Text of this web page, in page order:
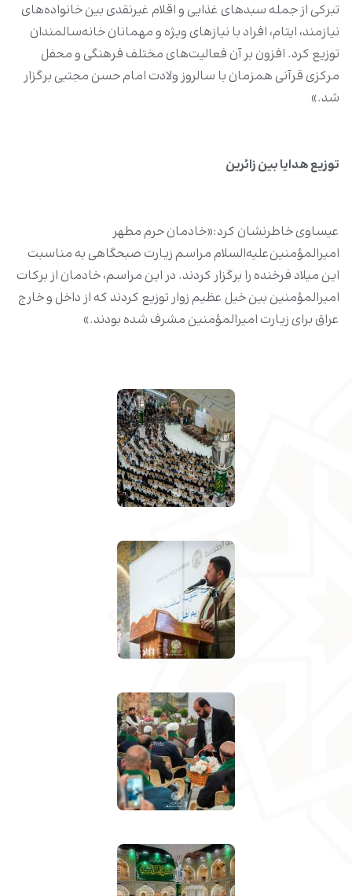
تبرکی از جمله سبدهای غذایی و اقلام غیرنقدی بین خانواده‌های
نیازمند، ایتام، افراد با نیازهای ویژه و مهمانان خانه‌سالمندان
توزیع کرد. افزون بر آن فعالیت‌های مختلف فرهنگی و محفل
مرکزی قرآنی همزمان با سالروز ولادت امام حسن مجتبی برگزار
شد.»
توزیع هدایا بین زائرین
عیساوی خاطرنشان کرد:«خادمان حرم مطهر
امیرالمؤمنین‌علیه‌السلام مراسم زیارت صبحگاهی به مناسبت
این میلاد فرخنده را برگزار کردند. در این مراسم، خادمان از برکات
امیرالمؤمنین بین خیل عظیم زوار توزیع کردند که از داخل و خارج
عراق برای زیارت امیرالمؤمنین مشرف شده بودند.»